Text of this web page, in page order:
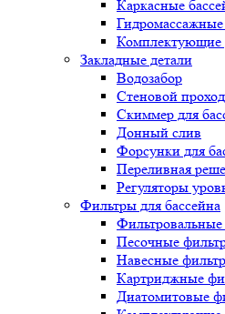
Каркасные
Комплектующие
Закладные детали
Водозабор
Стеновой проход
Скиммер для
Донный слив
Форсунки для
Переливная
Регуляторы
Фильтры для бассейна
Фильтровальные
Песочные
Навесные
Картриджные
Диатомитовые